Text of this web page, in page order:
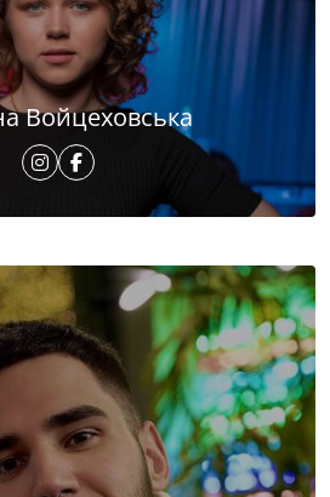
Войцеховська